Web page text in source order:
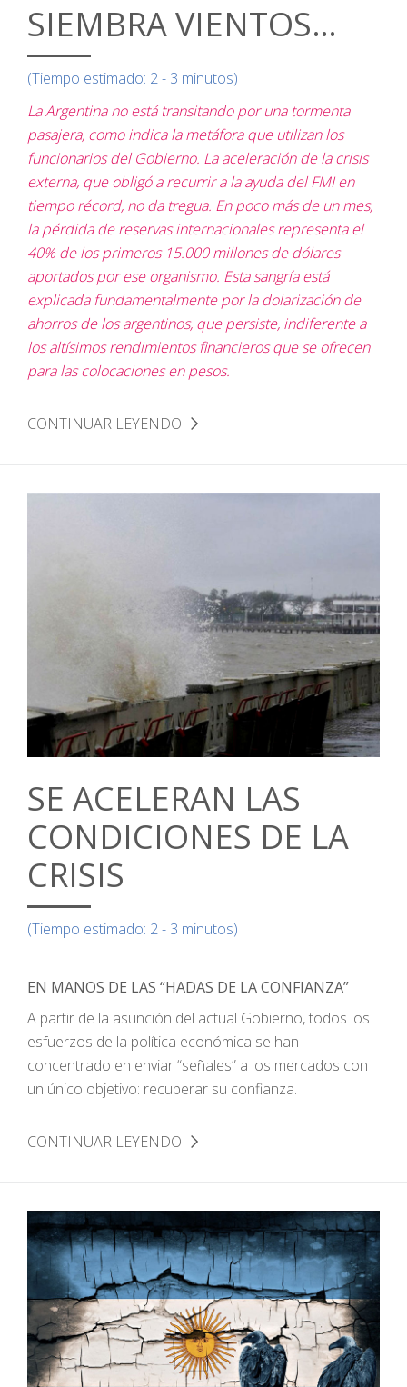
SIEMBRA VIENTOS…
(Tiempo estimado: 2 - 3 minutos)
La Argentina no está transitando por una tormenta
pasajera, como indica la metáfora que utilizan los
funcionarios del Gobierno. La aceleración de la crisis
externa, que obligó a recurrir a la ayuda del FMI en
tiempo récord, no da tregua. En poco más de un mes,
la pérdida de reservas internacionales representa el
40% de los primeros 15.000 millones de dólares
aportados por ese organismo. Esta sangría está
explicada fundamentalmente por la dolarización de
ahorros de los argentinos, que persiste, indiferente a
los altísimos rendimientos financieros que se ofrecen
para las colocaciones en pesos.
CONTINUAR LEYENDO
SE ACELERAN LAS
CONDICIONES DE LA
CRISIS
(Tiempo estimado: 2 - 3 minutos)
EN MANOS DE LAS “HADAS DE LA CONFIANZA”
A partir de la asunción del actual Gobierno, todos los
esfuerzos de la política económica se han
concentrado en enviar “señales” a los mercados con
un único objetivo: recuperar su confianza.
CONTINUAR LEYENDO